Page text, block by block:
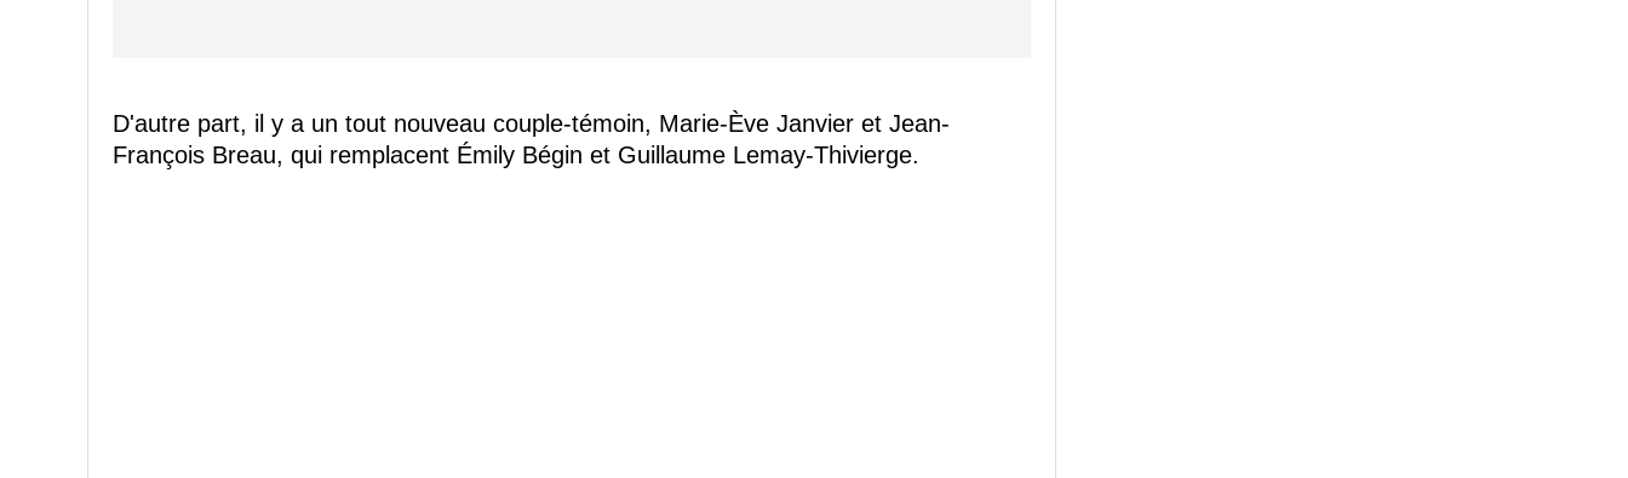
D'autre part, il y a un tout nouveau couple-témoin, Marie-Ève Janvier et Jean-
François Breau, qui remplacent Émily Bégin et Guillaume Lemay-Thivierge.